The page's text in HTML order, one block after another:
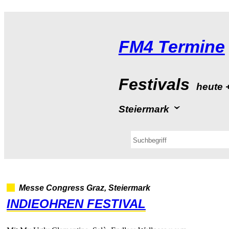
FM4Termine
Festivals
Steiermark
MesseCongressGraz,Steiermark
INDIEOHRENFESTIVAL